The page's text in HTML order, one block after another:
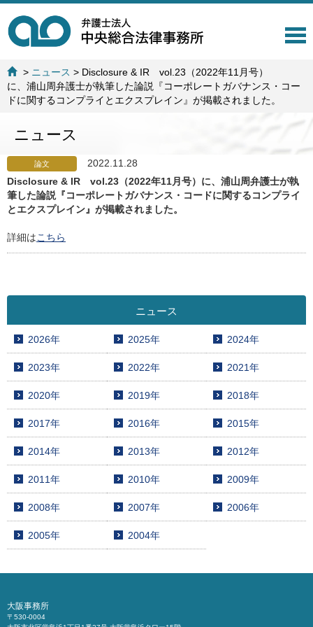
T
l
a
t
> ニュース > Disclosure & IR vol.23（2022年11月号）
に、浦山周弁護士が執筆した論説『コーポレートガバナンス・コー
ドに関するコンプライとエクスプレイン』が掲載されました。
ニュース
論文
2022.11.28
Disclosure & IR vol.23（2022年11月号）に、浦山周弁護士が執
筆した論説『コーポレートガバナンス・コードに関するコンプライ
とエクスプレイン』が掲載されました。
詳細はこちら
ニュース
2026年 2025年 2024年
2023年 2022年 2021年
2020年 2019年 2018年
2017年 2016年 2015年
2014年 2013年 2012年
2011年 2010年 2009年
2008年 2007年 2006年
2005年 2004年
大阪事務所
〒530-0004